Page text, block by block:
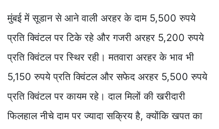
मुंबई में सूडान से आने वाली अरहर के दाम 5,500 रुपये
प्रति क्विंटल पर टिके रहे और गजरी अरहर 5,200 रुपये
प्रति क्विंटल पर स्थिर रही। मतवारा अरहर के भाव भी
5,150 रुपये प्रति क्विंटल और सफेद अरहर 5,500 रुपये
प्रति क्विंटल पर कायम रहे। दाल मिलों की खरीदारी
फिलहाल नीचे दाम पर ज्यादा सक्रिय है, क्योंकि खपत का